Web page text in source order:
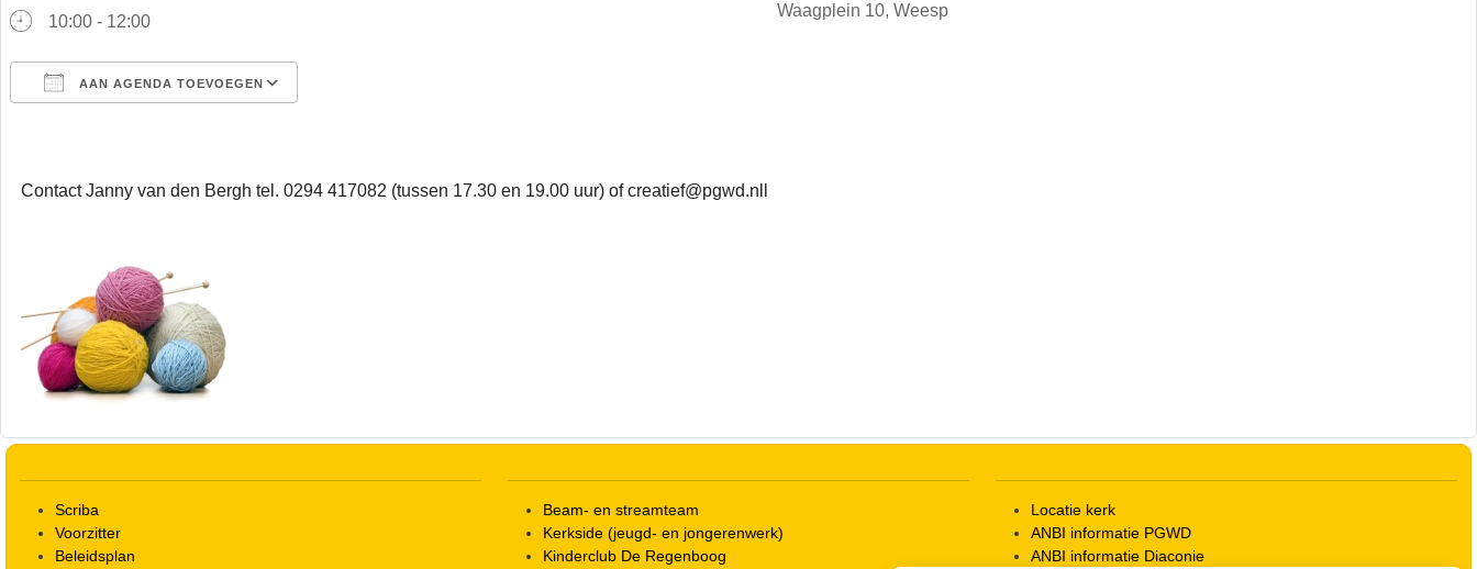
10:00 - 12:00
AAN AGENDA TOEVOEGEN
Waagplein 10, Weesp
Contact Janny van den Bergh tel. 0294 417082 (tussen 17.30 en 19.00 uur) of creatief@pgwd.nll
Scriba
Voorzitter
Beleidsplan
Beam- en streamteam
Kerkside (jeugd- en jongerenwerk)
Kinderclub De Regenboog
Locatie kerk
ANBI informatie PGWD
ANBI informatie Diaconie